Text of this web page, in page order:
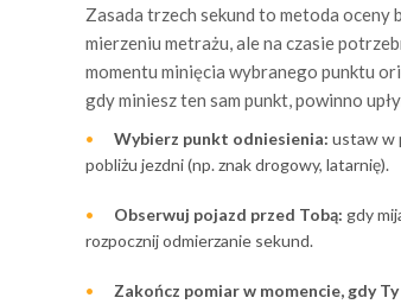
Zasada trzech sekund to metoda oceny
mierzeniu metrażu, ale na czasie
momentu minięcia wybranego punktu
gdy miniesz ten sam punkt, powinno
Wybierz punkt odniesienia: ustaw w
pobliżu jezdni (np. znak drogowy, latarnię).
Obserwuj pojazd przed Tobą: gdy
rozpocznij odmierzanie sekund.
Zakończ pomiar w momencie, gdy